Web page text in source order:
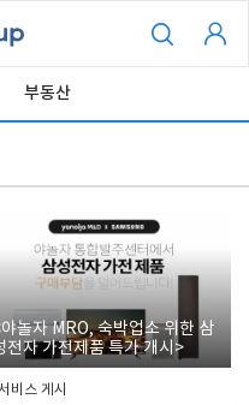
부동산
놀자 MRO, 숙박업소 위한 삼
전자 가전제품 특가 개시>
비스 게시